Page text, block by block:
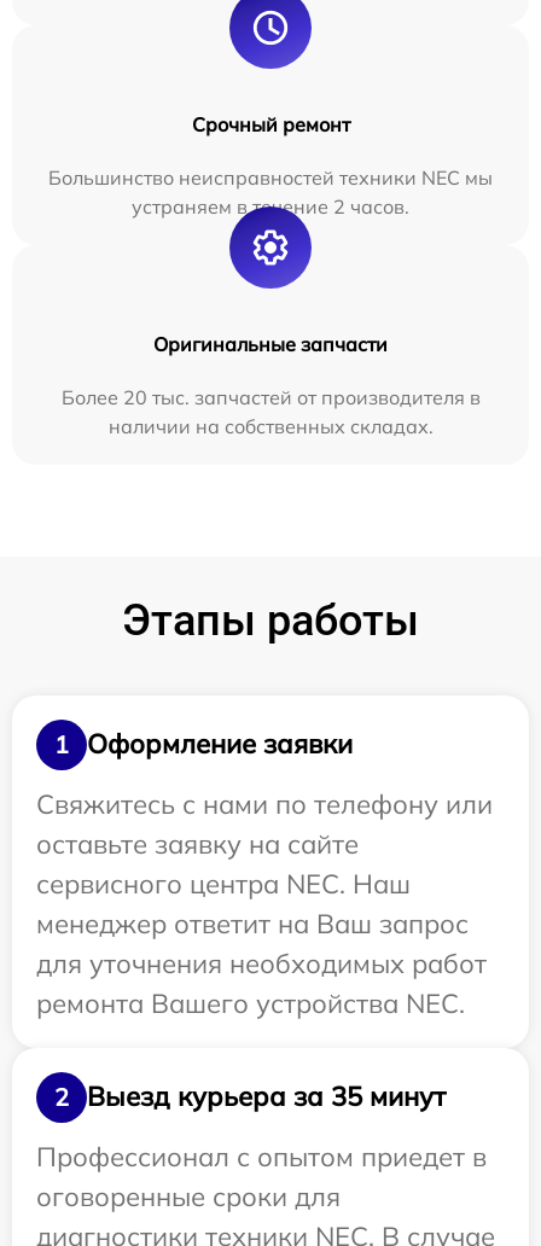
Срочный ремонт
Большинство неисправностей техники NEC мы
устраняем в течение 2 часов.
Оригинальные запчасти
Более 20 тыс. запчастей от производителя в
наличии на собственных складах.
Этапы работы
1
Оформление заявки
Свяжитесь с нами по телефону или
оставьте заявку на сайте
сервисного центра NEC. Наш
менеджер ответит на Ваш запрос
для уточнения необходимых работ
ремонта Вашего устройства NEC.
2
Выезд курьера за 35 минут
Профессионал с опытом приедет в
оговоренные сроки для
диагностики техники NEC. В случае